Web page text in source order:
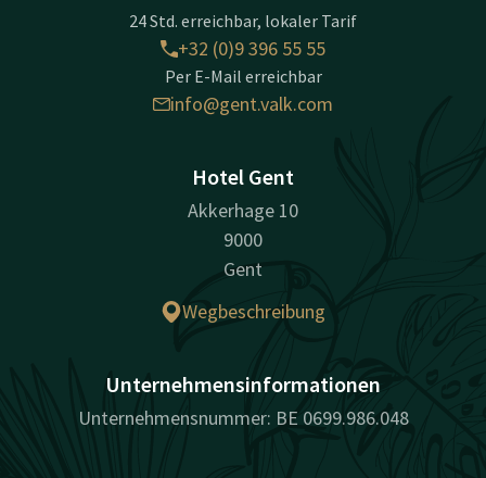
24 Std. erreichbar, lokaler Tarif
+32 (0)9 396 55 55
Per E-Mail erreichbar
info@gent.valk.com
Hotel Gent
Akkerhage 10
9000
Gent
Wegbeschreibung
Unternehmensinformationen
Unternehmensnummer: BE 0699.986.048